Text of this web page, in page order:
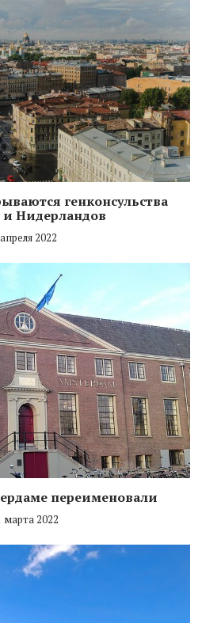
генконсульства
Нидерландов
2022
переименовали
марта 2022